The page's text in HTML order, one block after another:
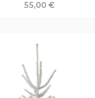
55,00 €